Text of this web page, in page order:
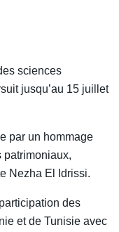
sciences
jusqu’au 15 juillet
par un hommage
patrimoniaux,
Nezha El Idrissi.
des
et de Tunisie avec